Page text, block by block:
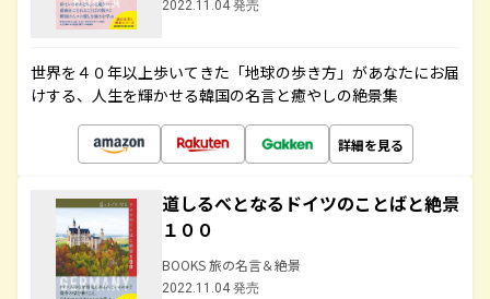
2022.11.04 発売
世界を４０年以上歩いてきた「地球の歩き方」があなたにお届
けする、人生を輝かせる韓国の名言と癒やしの絶景集
詳細を見る
道しるべとなるドイツのことばと絶景
１００
BOOKS 旅の名言＆絶景
2022.11.04 発売